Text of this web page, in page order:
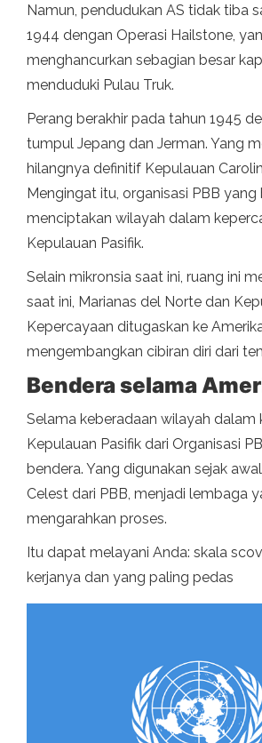
Namun, pendudukan AS tidak tiba
1944 dengan Operasi Hailstone,
menghancurkan sebagian besar
menduduki Pulau Truk.
Perang berakhir pada tahun 1945
tumpul Jepang dan Jerman. Yang
hilangnya definitif Kepulauan
Mengingat itu, organisasi PBB
menciptakan wilayah dalam
Kepulauan Pasifik.
Selain mikronsia saat ini, ruang ini
saat ini, Marianas del Norte dan
Kepercayaan ditugaskan ke
mengembangkan cibiran diri dari
Bendera selama
Selama keberadaan wilayah dalam
Kepulauan Pasifik dari Organisasi
bendera. Yang digunakan sejak
Celest dari PBB, menjadi lembaga
mengarahkan proses.
Itu dapat melayani Anda: skala
kerjanya dan yang paling pedas